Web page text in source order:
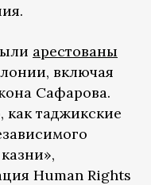
арестованы
включая
Сафарова.
как таджикские
Human Rights